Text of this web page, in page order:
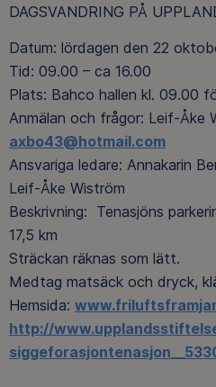
DAGSVANDRING PÅ
Datum: lördagen den 22
Tid: 09.00 – ca 16.00
Plats: Bahco hallen kl. 09.00
Anmälan och frågor: Leif-Åke
axbo43@hotmail.com
Ansvariga ledare: Annakarin
Leif-Åke Wiström
Beskrivning: Tenasjöns
17,5 km
Sträckan räknas som lätt.
Medtag matsäck och dryck,
Hemsida:
http://